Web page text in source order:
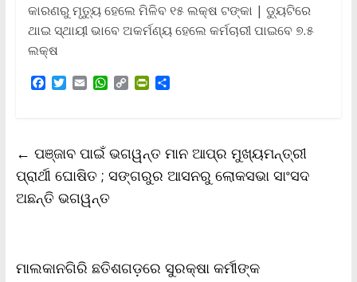
କାରଣରୁ ମୃତ୍ୟୁ ହେଲେ ମିଳିବ ୧୫ ଲକ୍ଷ ଟଙ୍କା | ଡ୍ୟୁଟିରେ
ଥାଇ ସ୍ଥାୟୀ ଭାବେ ଅକର୍ମଣ୍ୟ ହେଲେ କର୍ମଚାରୀ ପାଇବେ ୭.୫
ଲକ୍ଷ
F
o
o
k
T
e
r
E
W
A
p
p
C
i
n
k
P
F
r
i
S
← ପଞ୍ଜାବ ପାଇଁ ଭଗୱନ୍ତ ମାନ ଆପ୍‌ର ମୁଖ୍ୟମନ୍ତ୍ରୀ
ପ୍ରାର୍ଥୀ ଘୋଷିତ ; ସଙ୍ଗରୁର ଆସନରୁ ଲୋକସଭା ସାଂସଦ
ଅଛନ୍ତି ଭଗୱନ୍ତ
ମାଲକାନଗିରି ଛତିଶଗଡ଼ରେ ସୁରକ୍ଷା କର୍ମୀଙ୍କ